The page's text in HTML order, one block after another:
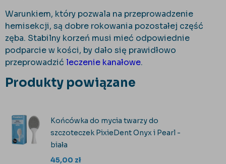
Warunkiem, który pozwala na przeprowadzenie
hemisekcji, są dobre rokowania pozostałej część
zęba. Stabilny korzeń musi mieć odpowiednie
podparcie w kości, by dało się prawidłowo
przeprowadzić leczenie kanałowe.
Produkty powiązane
Końcówka do mycia twarzy do
szczoteczek PixieDent Onyx i Pearl -
biała
45,00 zł